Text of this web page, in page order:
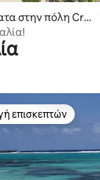
στα 5, 6 κριτικές
στην πόλη Cre
επιλογή επισκεπτών
επισκεπτών